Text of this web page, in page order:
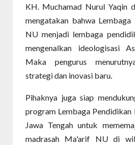
KH. Muchamad Nurul Yaqin
mengatakan bahwa
NU menjadi lembaga
mengenalkan ideologisasi
Maka pengurus
strategi dan inovasi baru.
Pihaknya juga siap
program Lembaga
Jawa Tengah untuk
madrasah Ma'arif NU di